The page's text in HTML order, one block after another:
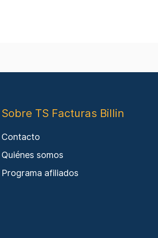
Sobre TS Facturas Billin
Contacto
Quiénes somos
Programa afiliados